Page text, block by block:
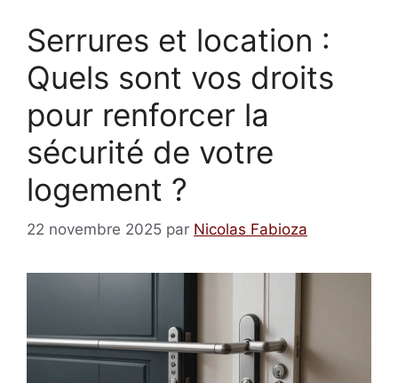
Serrures et location :
Quels sont vos droits
pour renforcer la
sécurité de votre
logement ?
22 novembre 2025 par Nicolas Fabioza